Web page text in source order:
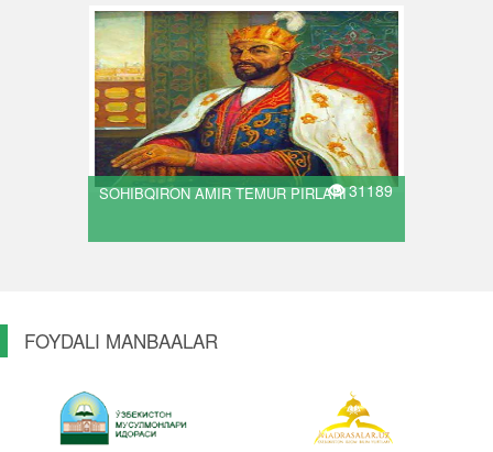
SOHIBQIRON AMIR TEMUR PIRLARI31189
FOYDALI MANBAALAR